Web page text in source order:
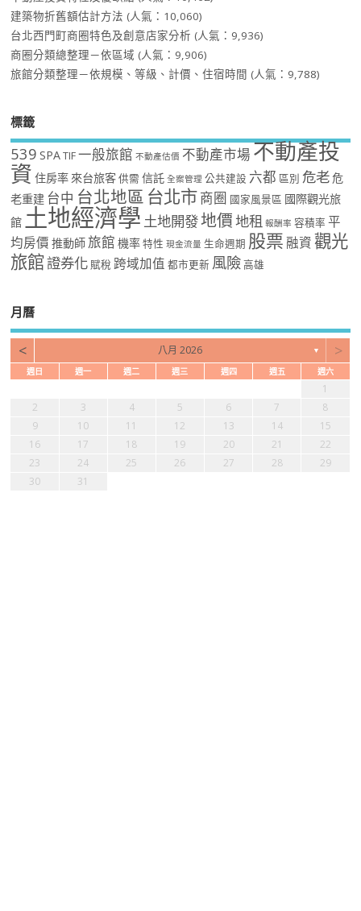
建築物折舊額估計方法 (人氣：10,060)
台北西門町商圈特色及創意店家分析 (人氣：9,936)
商圈分類總整理－依區域 (人氣：9,906)
旅館分類整理－依規模、等級、計價、住宿時間 (人氣：9,788)
標籤
539 SPA TIF 一般旅館 不動產估價 不動產市場不動產投
資 住房率 來台旅客 供需 信託 全案管理 公共建設 六都 區別 危老危
老重建 台中 台北地區 台北市商圈 國家風景區 國際觀光旅
館 土地經濟學 土地開發地價地租 報酬率 容積率 平
均房價 推動師旅館 機率 特性 現金流量 生命週期 股票 融資 觀光
旅館證券化 賦稅 跨域加值 都市更新 風險 高雄
月曆
< 八月 2026 ▼ >
週日 週一 週二 週三 週四 週五 週六
1
2
3 4 5 6 7
8
9
10 11 12 13 14
15
16
17 18 19 20 21
22
23
24 25 26 27 28
29
30
31